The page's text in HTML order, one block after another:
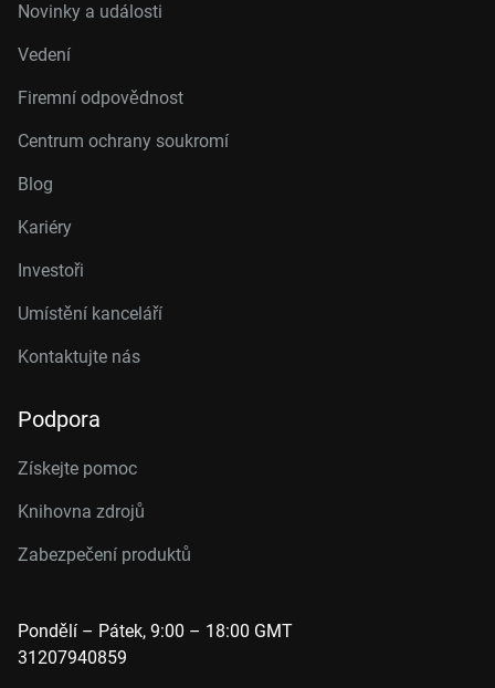
Novinky a události
Vedení
Firemní odpovědnost
Centrum ochrany soukromí
Blog
Kariéry
Investoři
Umístění kanceláří
Kontaktujte nás
Podpora
Získejte pomoc
Knihovna zdrojů
Zabezpečení produktů
Pondělí – Pátek, 9:00 – 18:00 GMT
31207940859